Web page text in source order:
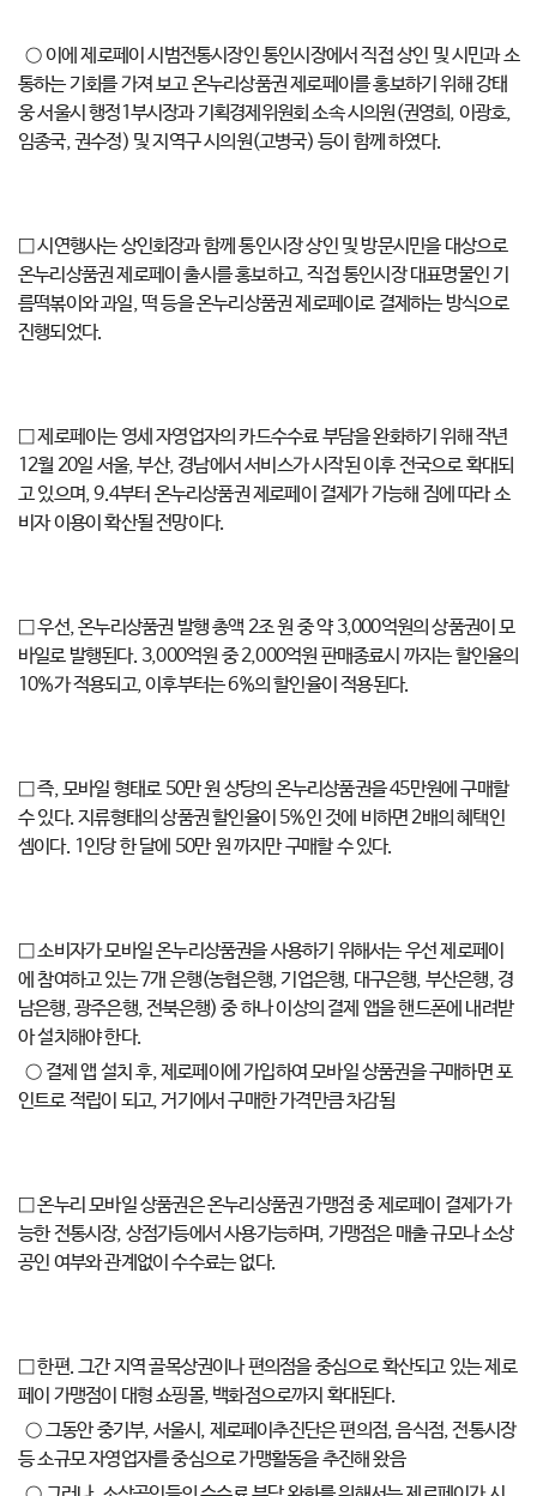
○ 이에 제로페이 시범전통시장인 통인시장에서 직접 상인 및 시민과 소
통하는 기회를 가져 보고 온누리상품권 제로페이를 홍보하기 위해 강태
웅 서울시 행정1부시장과 기획경제위원회 소속 시의원(권영희, 이광호,
임종국, 권수정) 및 지역구 시의원(고병국) 등이 함께 하였다.
□ 시연행사는 상인회장과 함께 통인시장 상인 및 방문시민을 대상으로
온누리상품권 제로페이 출시를 홍보하고, 직접 통인시장 대표명물인 기
름떡볶이와 과일, 떡 등을 온누리상품권 제로페이로 결제하는 방식으로
진행되었다.
□ 제로페이는 영세 자영업자의 카드수수료 부담을 완화하기 위해 작년
12월 20일 서울, 부산, 경남에서 서비스가 시작된 이후 전국으로 확대되
고 있으며, 9.4부터 온누리상품권 제로페이 결제가 가능해 짐에 따라 소
비자 이용이 확산될 전망이다.
□ 우선, 온누리상품권 발행 총액 2조 원 중 약 3,000억원의 상품권이 모
바일로 발행된다. 3,000억원 중 2,000억원 판매종료시 까지는 할인율의
10%가 적용되고, 이후부터는 6%의 할인율이 적용된다.
□ 즉, 모바일 형태로 50만 원 상당의 온누리상품권을 45만원에 구매할
수 있다. 지류형태의 상품권 할인율이 5%인 것에 비하면 2배의 혜택인
셈이다. 1인당 한 달에 50만 원 까지만 구매할 수 있다.
□ 소비자가 모바일 온누리상품권을 사용하기 위해서는 우선 제로페이
에 참여하고 있는 7개 은행(농협은행, 기업은행, 대구은행, 부산은행, 경
남은행, 광주은행, 전북은행) 중 하나 이상의 결제 앱을 핸드폰에 내려받
아 설치해야 한다.
○ 결제 앱 설치 후, 제로페이에 가입하여 모바일 상품권을 구매하면 포
인트로 적립이 되고, 거기에서 구매한 가격만큼 차감됨
□ 온누리 모바일 상품권은 온누리상품권 가맹점 중 제로페이 결제가 가
능한 전통시장, 상점가등에서 사용가능하며, 가맹점은 매출 규모나 소상
공인 여부와 관계없이 수수료는 없다.
□ 한편. 그간 지역 골목상권이나 편의점을 중심으로 확산되고 있는 제로
페이 가맹점이 대형 쇼핑몰, 백화점으로까지 확대된다.
○ 그동안 중기부, 서울시, 제로페이추진단은 편의점, 음식점, 전통시장
등 소규모 자영업자를 중심으로 가맹활동을 추진해 왔음